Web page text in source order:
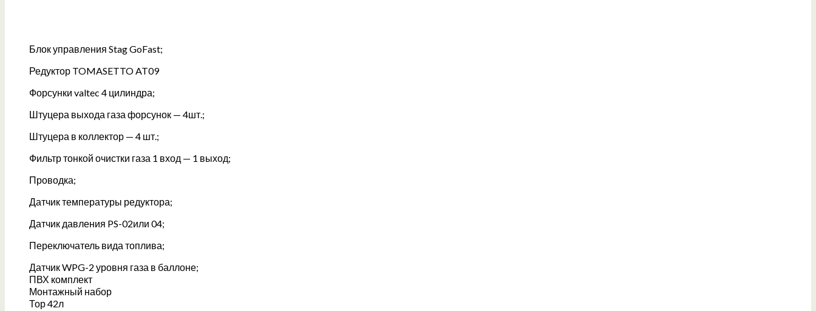
Блок управления Stag GoFast;
Редуктор TOMASETTO AT09
Форсунки valtec 4 цилиндра;
Штуцера выхода газа форсунок — 4шт.;
Штуцера в коллектор — 4 шт.;
Фильтр тонкой очистки газа 1 вход — 1 выход;
Проводка;
Датчик температуры редуктора;
Датчик давления PS-02или 04;
Переключатель вида топлива;
Датчик WPG-2 уровня газа в баллоне;
ПВХ комплект
Монтажный набор
Тор 42л